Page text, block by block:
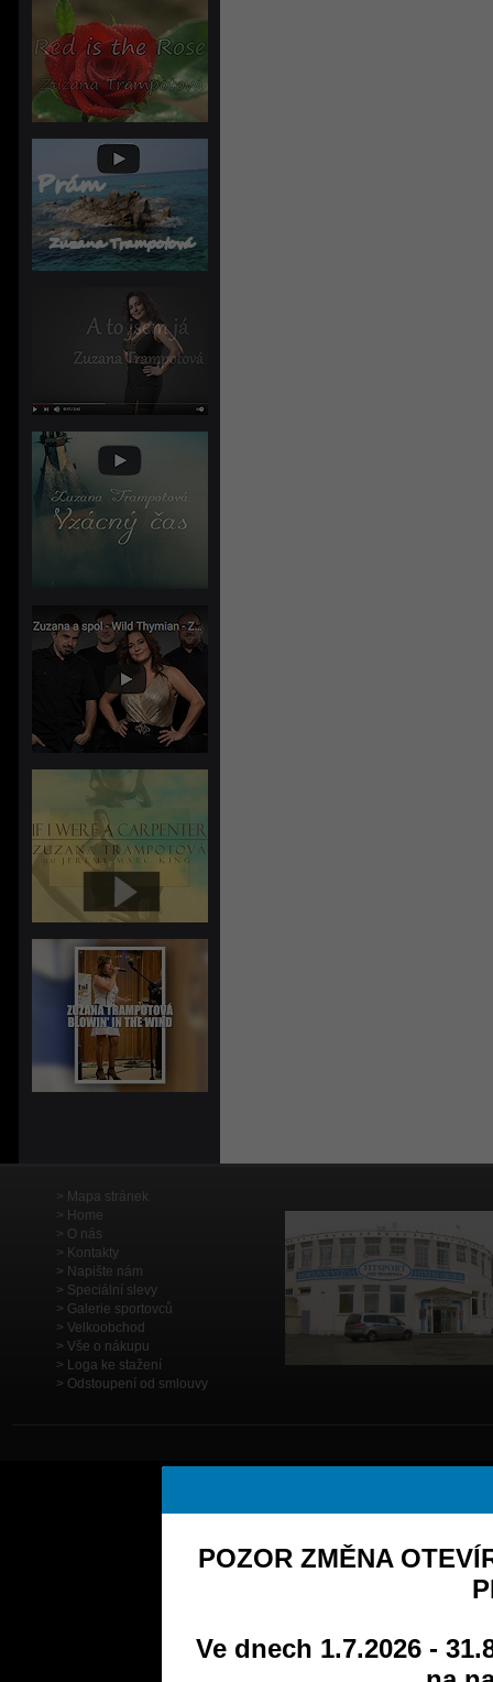
Mapa stránek
Home
O nás
Kontakty
Napište nám
Speciální slevy
Galerie sportovců
Velkoobchod
Vše o nákupu
Loga ke stažení
Odstoupení od smlouvy
POZOR ZMĚNA
Ve dnech 1.7.2026 -